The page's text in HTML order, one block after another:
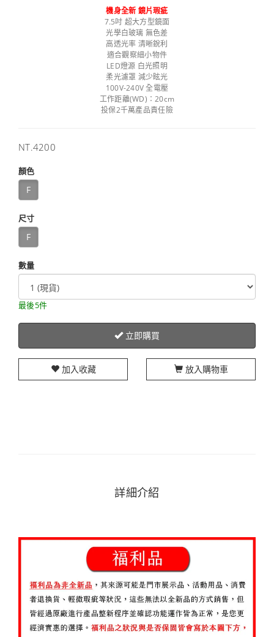
機身全新 鏡片瑕疵
7.5吋 超大方型鏡面
光學白玻璃 無色差
高透光率 清晰銳利
適合觀察細小物件
LED燈源 白光照明
柔光濾罩 減少眩光
100V-240V 全電壓
工作距離(WD)：20cm
投保2千萬產品責任險
售
NT.4200
顏色
F
尺寸
F
數量
最後5件
立即購買
加入收藏 放入購物車
詳細介紹